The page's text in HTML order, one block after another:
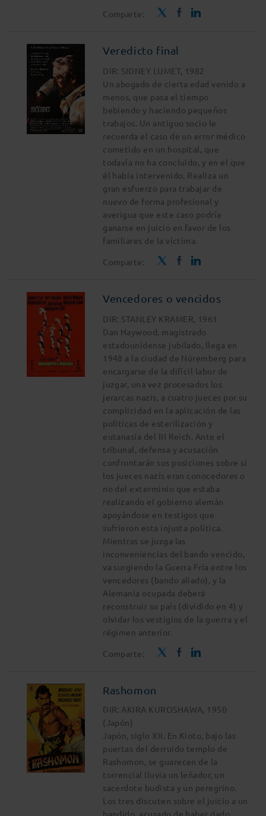
Comparte:
Veredicto final
DIR: SIDNEY LUMET, 1982
Un abogado de cierta edad venido a
menos, que pasa el tiempo
bebiendo y haciendo pequeños
trabajos. Un antiguo socio le
recuerda el caso de un error médico
cometido en un hospital, que
todavía no ha concluido, y en el que
él había intervenido. Realiza un
gran esfuerzo para trabajar de
nuevo de forma profesional y
averigua que este caso podría
ganarse en juicio en favor de los
familiares de la víctima.
Comparte:
Vencedores o vencidos
DIR: STANLEY KRAMER, 1961
Dan Haywood, magistrado
estadounidense jubilado, llega en
1948 a la ciudad de Núremberg para
encargarse de la difícil labor de
juzgar, una vez procesados los
jerarcas nazis, a cuatro jueces por su
complicidad en la aplicación de las
políticas de esterilización y
eutanasia del III Reich. Ante el
tribunal, defensa y acusación
confrontarán sus posiciones sobre si
los jueces nazis eran conocedores o
no del exterminio que estaba
realizando el gobierno alemán
apoyándose en testigos que
sufrieron esta injusta política.
Mientras se juzga las
inconveniencias del bando vencido,
va surgiendo la Guerra Fría entre los
vencedores (bando aliado), y la
Alemania ocupada deberá
reconstruir su país (dividido en 4) y
olvidar los vestigios de la guerra y el
régimen anterior.
Comparte:
Rashomon
DIR: AKIRA KUROSHAWA, 1950
(Japón)
Japón, siglo XII. En Kioto, bajo las
puertas del derruido templo de
Rashomon, se guarecen de la
torrencial lluvia un leñador, un
sacerdote budista y un peregrino.
Los tres discuten sobre el juicio a un
bandido, acusado de haber dado